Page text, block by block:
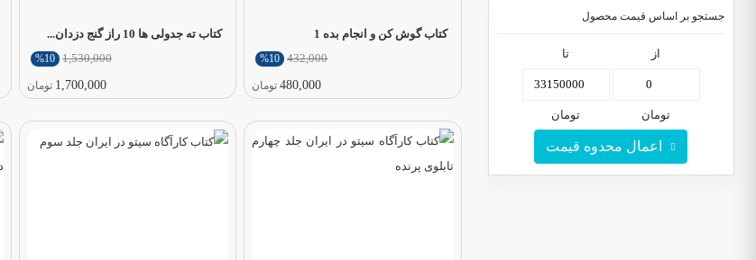
جستجو بر اساس قیمت محصول
از
تومان
تا
تومان
اعمال محدوه قیمت
کتاب گوش کن و انجام بده 1
432,000
%10
480,000 تومان
کتاب ته جدولی ها 10 راز گنج دزدان...
1,530,000
%10
1,700,000 تومان